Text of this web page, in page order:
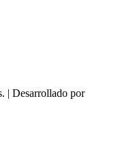
| Desarrollado por